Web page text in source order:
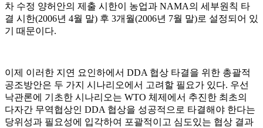
차 수정 양허안의 제출 시한이 농업과 NAMA의 세부원칙 타
결 시한(2006년 4월 말) 후 3개월(2006년 7월 말)로 설정되어 있
기 때문이다.
이제 이러한 지연 요인하에서 DDA 협상 타결을 위한 총괄적
공조방안은 두 가지 시나리오에서 고려할 필요가 있다. 우선
낙관론에 기초한 시나리오는 WTO 체제에서 추진한 최초의
다자간 무역협상인 DDA 협상을 성공적으로 타결해야 한다는
당위성과 필요성에 입각하여 포괄적이고 심도있는 협상 결과